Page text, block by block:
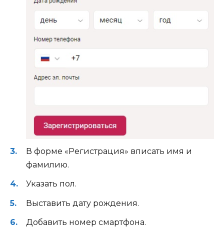
В форме «Регистрация» вписать имя и
фамилию.
Указать пол.
Выставить дату рождения.
Добавить номер смартфона.